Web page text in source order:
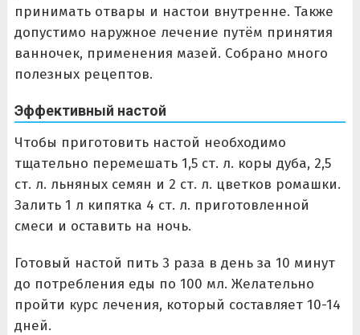
принимать отвары и настои внутренне. Также
допустимо наружное лечение путём принятия
ванночек, применения мазей. Собрано много
полезных рецептов.
Эффективный настой
Чтобы приготовить настой необходимо
тщательно перемешать 1,5 ст. л. коры дуба, 2,5
ст. л. льняных семян и 2 ст. л. цветков ромашки.
Залить 1 л кипятка 4 ст. л. приготовленной
смеси и оставить на ночь.
Готовый настой пить 3 раза в день за 10 минут
до потребления еды по 100 мл. Желательно
пройти курс лечения, который составляет 10-14
дней.